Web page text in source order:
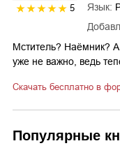
5
Язык:
Мститель? Наёмник?
уже не важно, ведь
Скачать бесплатно в
Популярные